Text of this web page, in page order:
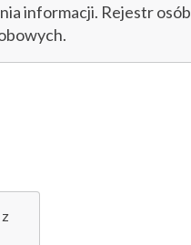
informacji. Rejestr osób